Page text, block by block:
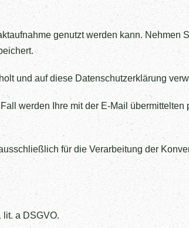
genutzt werden kann. Nehmen
und auf diese Datenschutzerklärung
werden Ihre mit der E-Mail übermittelten
für die Verarbeitung der
lit. a DSGVO.